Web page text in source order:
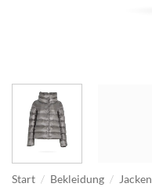
Start / Bekleidung / Jacken